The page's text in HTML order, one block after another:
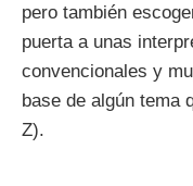
pero también
puerta a unas
convencionales y
base de algún tema
Z).